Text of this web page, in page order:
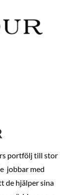
portfölj till stor
jobbar med
de hjälper sina